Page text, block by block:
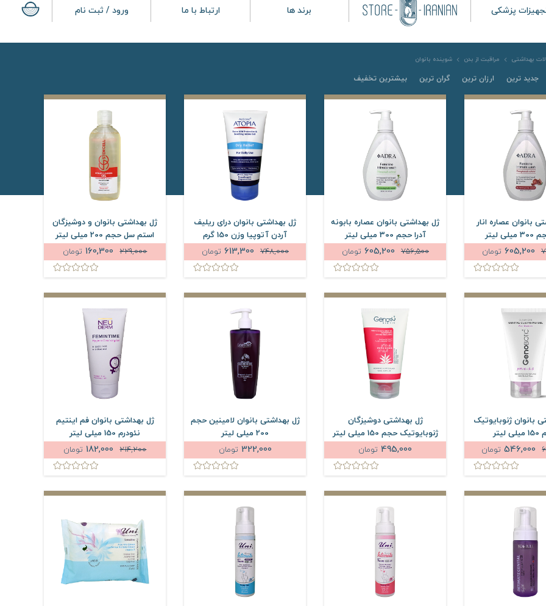
پزشکی برند ها ارتباط با ما ورود / ثبت نام
بهداشتی مراقبت از بدن شوینده بانوان
جدید ترین ارزان ترین گران ترین بیشترین تخفیف
بانوان عصاره انار
لیتر
تومان
ژل بهداشتی بانوان عصاره بابونه
آدرا حجم 300 میلی لیتر
756,500
تومان
ژل بهداشتی بانوان درای ریلیف
آردن آتوپیا وزن 150 گرم
748,000
تومان
ژل بهداشتی بانوان و دوشیزگان
استم سل حجم 200 میلی لیتر
229,000
تومان
بانوان ژنوبایوتیک
تومان
ژل بهداشتی دوشیزگان
ژنوبایوتیک حجم 150 میلی لیتر
495,000 تومان
ژل بهداشتی بانوان لامینین حجم
200 میلی لیتر
322,000 تومان
ژل بهداشتی بانوان فم اینتیم
نئودرم 150 میلی لیتر
214,200
تومان